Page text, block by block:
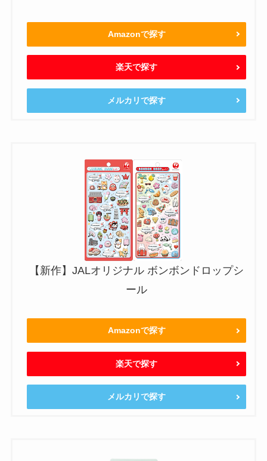
Amazonで探す
楽天で探す
メルカリで探す
【新作】JALオリジナル ボンボンドロップシ
ール
Amazonで探す
楽天で探す
メルカリで探す